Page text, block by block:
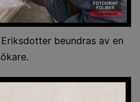
beundras av en